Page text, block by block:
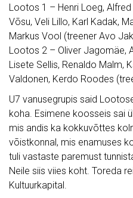
Lootos 1 – Henri Loeg,
Võsu, Veli Lillo, Karl Kadak,
Markus Vool (treener Avo
Lootos 2 – Oliver Jagomäe,
Lisete Sellis, Renaldo Malm,
Valdonen, Kerdo Roodes
U7 vanusegrupis said
koha. Esimene koosseis sai
mis andis ka kokkuvõttes
võistkonnal, mis enamuses
tuli vastaste paremust
Neile siis viies koht. Toreda
Kultuurkapital.